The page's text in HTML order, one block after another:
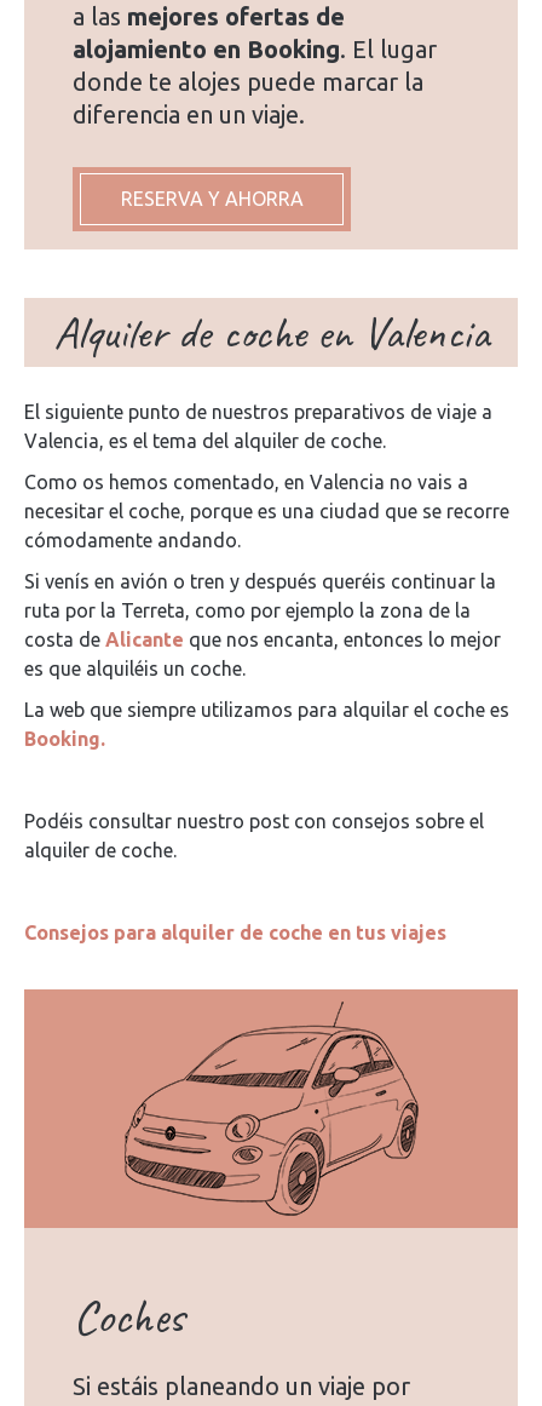
a las mejores ofertas de
alojamiento en Booking. El lugar
donde te alojes puede marcar la
diferencia en un viaje.
RESERVA Y AHORRA
Alquiler de coche en Valencia
El siguiente punto de nuestros preparativos de viaje a
Valencia, es el tema del alquiler de coche.
Como os hemos comentado, en Valencia no vais a
necesitar el coche, porque es una ciudad que se recorre
cómodamente andando.
Si venís en avión o tren y después queréis continuar la
ruta por la Terreta, como por ejemplo la zona de la
costa de Alicante que nos encanta, entonces lo mejor
es que alquiléis un coche.
La web que siempre utilizamos para alquilar el coche es
Booking.
Podéis consultar nuestro post con consejos sobre el
alquiler de coche.
Consejos para alquiler de coche en tus viajes
Coches
Si estáis planeando un viaje por